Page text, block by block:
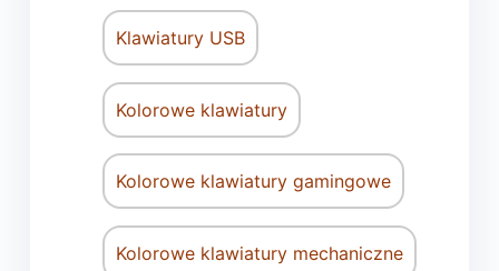
Klawiatury USB
Kolorowe klawiatury
Kolorowe klawiatury gamingowe
Kolorowe klawiatury mechaniczne